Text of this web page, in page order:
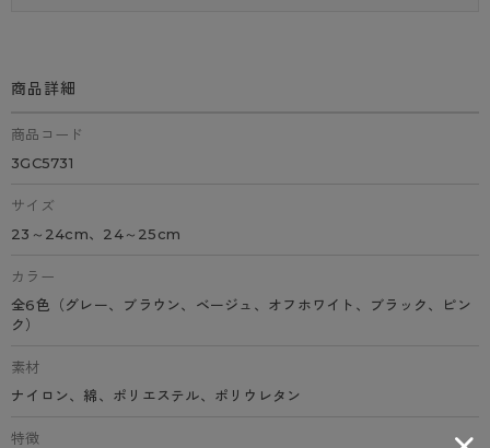
商品詳細
商品コード
3GC5731
サイズ
23～24cm、24～25cm
カラー
全6色（グレー、ブラウン、ベージュ、オフホワイト、ブラック、ピン
ク）
素材
ナイロン、綿、ポリエステル、ポリウレタン
特徴